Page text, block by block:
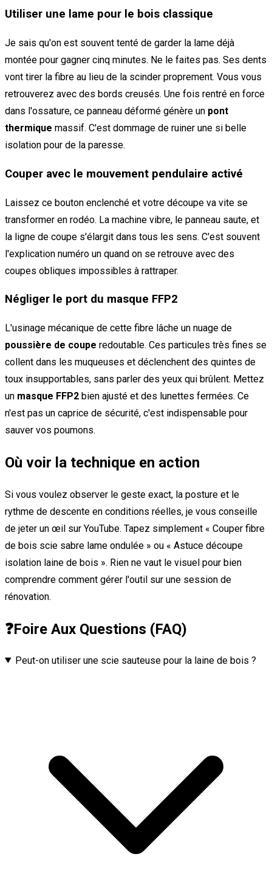
Utiliser une lame pour le bois classique
Je sais qu'on est souvent tenté de garder la lame déjà
montée pour gagner cinq minutes. Ne le faites pas. Ses dents
vont tirer la fibre au lieu de la scinder proprement. Vous vous
retrouverez avec des bords creusés. Une fois rentré en force
dans l'ossature, ce panneau déformé génère un pont
thermique massif. C'est dommage de ruiner une si belle
isolation pour de la paresse.
Couper avec le mouvement pendulaire activé
Laissez ce bouton enclenché et votre découpe va vite se
transformer en rodéo. La machine vibre, le panneau saute, et
la ligne de coupe s'élargit dans tous les sens. C'est souvent
l'explication numéro un quand on se retrouve avec des
coupes obliques impossibles à rattraper.
Négliger le port du masque FFP2
L'usinage mécanique de cette fibre lâche un nuage de
poussière de coupe redoutable. Ces particules très fines se
collent dans les muqueuses et déclenchent des quintes de
toux insupportables, sans parler des yeux qui brûlent. Mettez
un masque FFP2 bien ajusté et des lunettes fermées. Ce
n'est pas un caprice de sécurité, c'est indispensable pour
sauver vos poumons.
Où voir la technique en action
Si vous voulez observer le geste exact, la posture et le
rythme de descente en conditions réelles, je vous conseille
de jeter un œil sur YouTube. Tapez simplement « Couper fibre
de bois scie sabre lame ondulée » ou « Astuce découpe
isolation laine de bois ». Rien ne vaut le visuel pour bien
comprendre comment gérer l'outil sur une session de
rénovation.
❓Foire Aux Questions (FAQ)
Peut-on utiliser une scie sauteuse pour la laine de bois ?